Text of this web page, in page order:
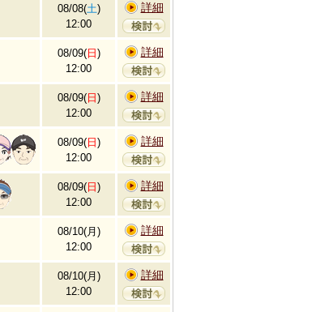
08/08(土)
12:00
詳細
08/09(日 )
12:00
詳細
08/09(日 )
12:00
詳細
08/09(日 )
12:00
詳細
08/09(日 )
12:00
詳細
08/10(月)
12:00
詳細
08/10(月)
12:00
詳細